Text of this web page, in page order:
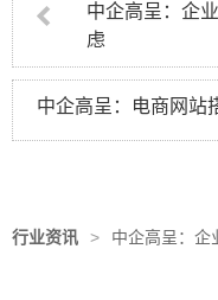
中企高呈：企
虑
中企高呈：电商网站
行业资讯 > 中企高呈：企